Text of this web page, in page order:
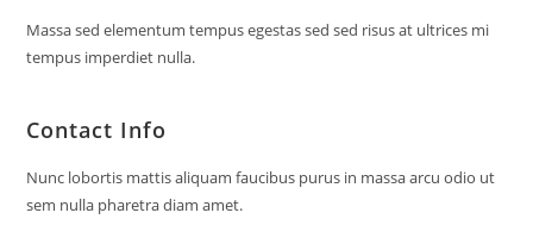
Massa sed elementum tempus egestas sed sed risus at ultrices mi
tempus imperdiet nulla.
Contact Info
Nunc lobortis mattis aliquam faucibus purus in massa arcu odio ut
sem nulla pharetra diam amet.